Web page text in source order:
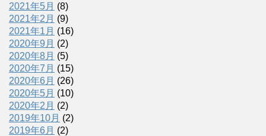
2021年5月 (8)
2021年2月 (9)
2021年1月 (16)
2020年9月 (2)
2020年8月 (5)
2020年7月 (15)
2020年6月 (26)
2020年5月 (10)
2020年2月 (2)
2019年10月 (2)
2019年6月 (2)